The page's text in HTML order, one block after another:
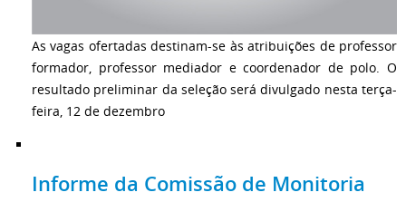
As vagas ofertadas destinam-se às atribuições de professor
formador, professor mediador e coordenador de polo. O
resultado preliminar da seleção será divulgado nesta terça-
feira, 12 de dezembro
Informe da Comissão de Monitoria